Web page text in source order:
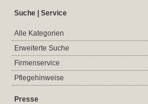
Suche | Service
Alle Kategorien
Erweiterte Suche
Firmenservice
Pflegehinweise
Presse